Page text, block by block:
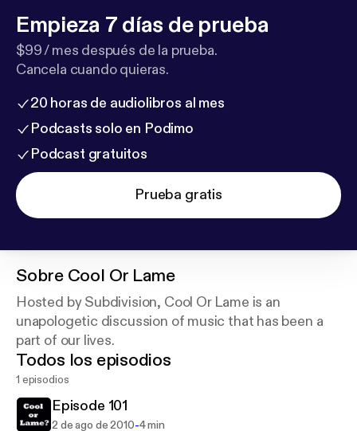
Empieza 7 días de prueba
$99 / mes después de la prueba.
Cancela cuando quieras.
20 horas de audiolibros al mes
Podcasts solo en Podimo
Podcast gratuitos
Prueba gratis
Sobre Cool Or Lame
Hosted by Subdivision, Cool Or Lame is an
unapologetic discussion of music that has been a
part of our lives.
Todos los episodios
1 episodios
Episode 101
2 de ago de 2010-4 min